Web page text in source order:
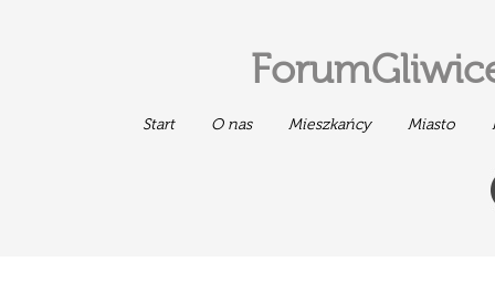
Start O nas Mieszkańcy Miasto